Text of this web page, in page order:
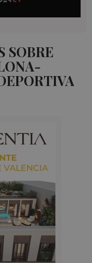
SOBRE